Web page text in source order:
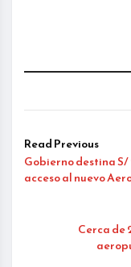
Read Previous
Gobierno destina
acceso al nuevo
Cerca de